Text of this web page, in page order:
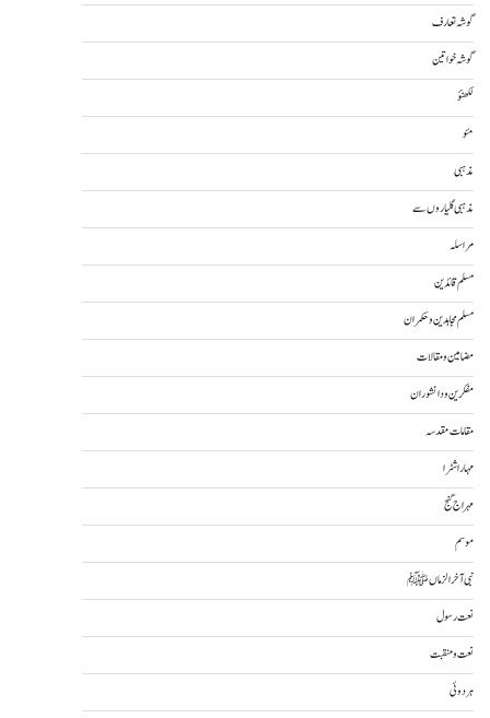
گوشہ تعارف
گوشہ خواتین
لکھنؤ
مئو
مذہبی
مذہبی گلیاروں سے
مراسلہ
مسلم قائدین
مسلم مجاہدین و حکمران
مضامین و مقالات
مفکرین و دانشوران
مقامات مقدسہ
مہاراشٹرا
مہراج گنج
موسم
نبی آخرالزماںﷺ
نعت رسول
نعت و منقبت
ہردوئی